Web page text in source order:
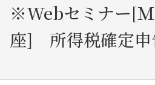
※Webセミナー[
座] 所得税確定申